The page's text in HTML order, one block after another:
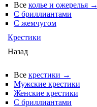
Все колье и ожерелья →
С бриллиантами
С жемчугом
Крестики
Назад
Все крестики →
Мужские крестики
Женские крестики
С бриллиантами